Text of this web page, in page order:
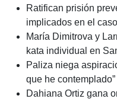
Ratifican prisión
implicados en el
María Dimitrova y
kata individual en
Paliza niega
que he contemplado”
Dahiana Ortiz gana